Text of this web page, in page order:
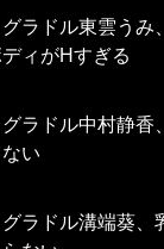
グラドル東雲う
ィがHすぎる
グラドル中村静
い
グラドル溝端葵